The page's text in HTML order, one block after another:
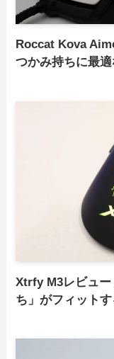
Roccat Kova
つかみ持ちに最
Xtrfy M3レビュー
ち」がフィットす